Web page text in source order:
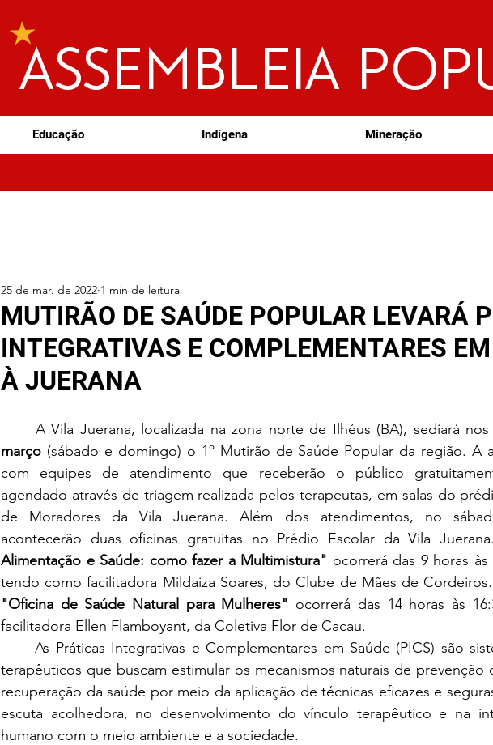
ASSEMBLEIA
Educação Indígena Mineração
MUTIRÃO DE SAÚDE POPULAR LEVARÁ
INTEGRATIVAS E COMPLEMENTARES
À JUERANA
25 de mar. de 2022 1 min de leitura
A Vila Juerana, localizada na zona norte de Ilhéus (BA), sediará
março (sábado e domingo) o 1º Mutirão de Saúde Popular da região. A
com equipes de atendimento que receberão o público
agendado através de triagem realizada pelos terapeutas, em salas do
de Moradores da Vila Juerana. Além dos atendimentos, no
acontecerão duas oficinas gratuitas no Prédio Escolar da Vila
Alimentação e Saúde: como fazer a Multimistura" ocorrerá das 9 horas às
"Oficina de Saúde Natural para Mulheres" ocorrerá das 14 horas às
facilitadora Ellen Flamboyant, da Coletiva Flor de Cacau.
	As Práticas Integrativas e Complementares em Saúde (PICS) são sistemas e recursos
terapêuticos que buscam estimular os mecanismos naturais de prevenção
recuperação da saúde por meio da aplicação de técnicas eficazes e
escuta acolhedora, no desenvolvimento do vínculo terapêutico e na
humano com o meio ambiente e a sociedade.